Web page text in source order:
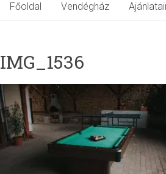
Főoldal Vendégház
IMG_1536